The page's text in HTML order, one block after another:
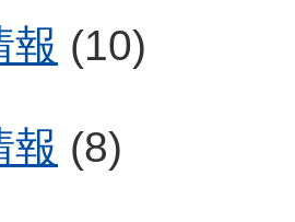
報 (10)
報 (8)